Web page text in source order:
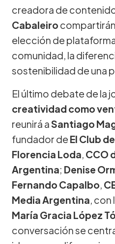
creadora de
Cabaleiro
elección de
comunidad, la
sostenibilidad de una
El último debate de la
creatividad como
reunirá aSantiago
fundador de El Club
Florencia Loda, CCO
Argentina; Denise
Fernando Capalbo,
Media Argentina, con
María Gracia López
conversación se